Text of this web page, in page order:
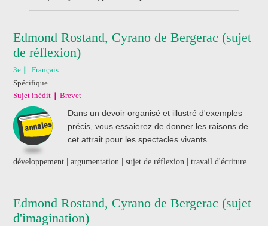
Edmond Rostand, Cyrano de Bergerac (sujet
de réflexion)
3e
Français
Spécifique
Sujet inédit
Brevet
Dans un devoir organisé et illustré d'exemples
précis, vous essaierez de donner les raisons de
cet attrait pour les spectacles vivants.
développement | argumentation | sujet de réflexion | travail d'écriture
Edmond Rostand, Cyrano de Bergerac (sujet
d'imagination)